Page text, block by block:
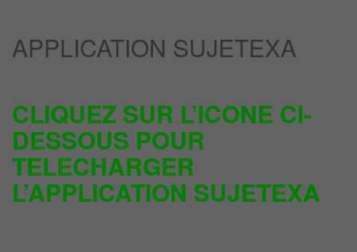
APPLICATION SUJETEXA
CLIQUEZ SUR L’ICONE CI-
DESSOUS POUR
TELECHARGER
L’APPLICATION SUJETEXA